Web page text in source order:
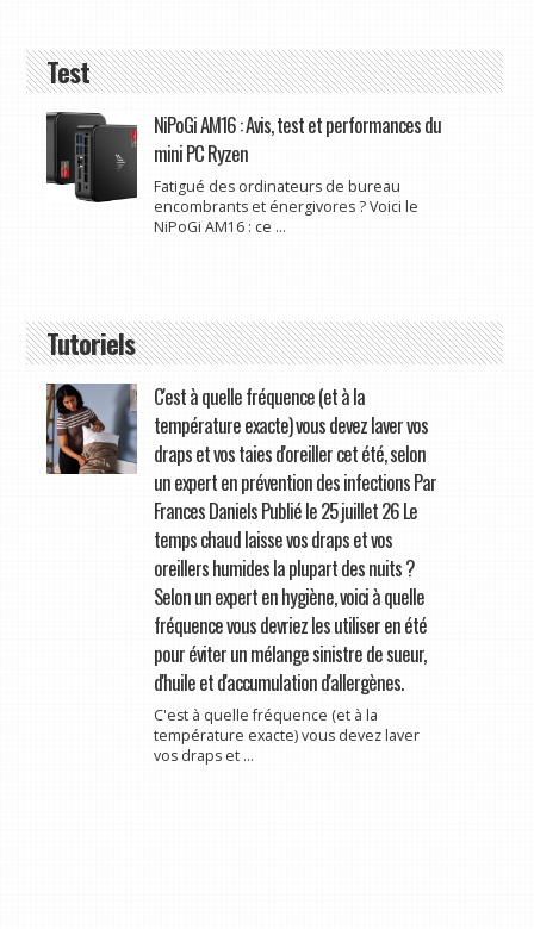
Test
NiPoGi AM16 : Avis, test et performances du
mini PC Ryzen
Fatigué des ordinateurs de bureau
encombrants et énergivores ? Voici le
NiPoGi AM16 : ce ...
Tutoriels
C'est à quelle fréquence (et à la
température exacte) vous devez laver vos
draps et vos taies d'oreiller cet été, selon
un expert en prévention des infections Par
Frances Daniels Publié le 25 juillet 26 Le
temps chaud laisse vos draps et vos
oreillers humides la plupart des nuits ?
Selon un expert en hygiène, voici à quelle
fréquence vous devriez les utiliser en été
pour éviter un mélange sinistre de sueur,
d'huile et d'accumulation d'allergènes.
C'est à quelle fréquence (et à la
température exacte) vous devez laver
vos draps et ...